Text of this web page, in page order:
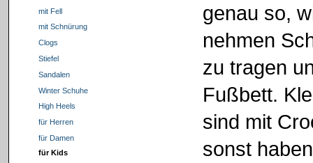
mit Fell
mit Schnürung
Clogs
Stiefel
Sandalen
Winter Schuhe
High Heels
für Herren
für Damen
für Kids
genau so,
nehmen
zu tragen
Fußbett.
sind mit
sonst